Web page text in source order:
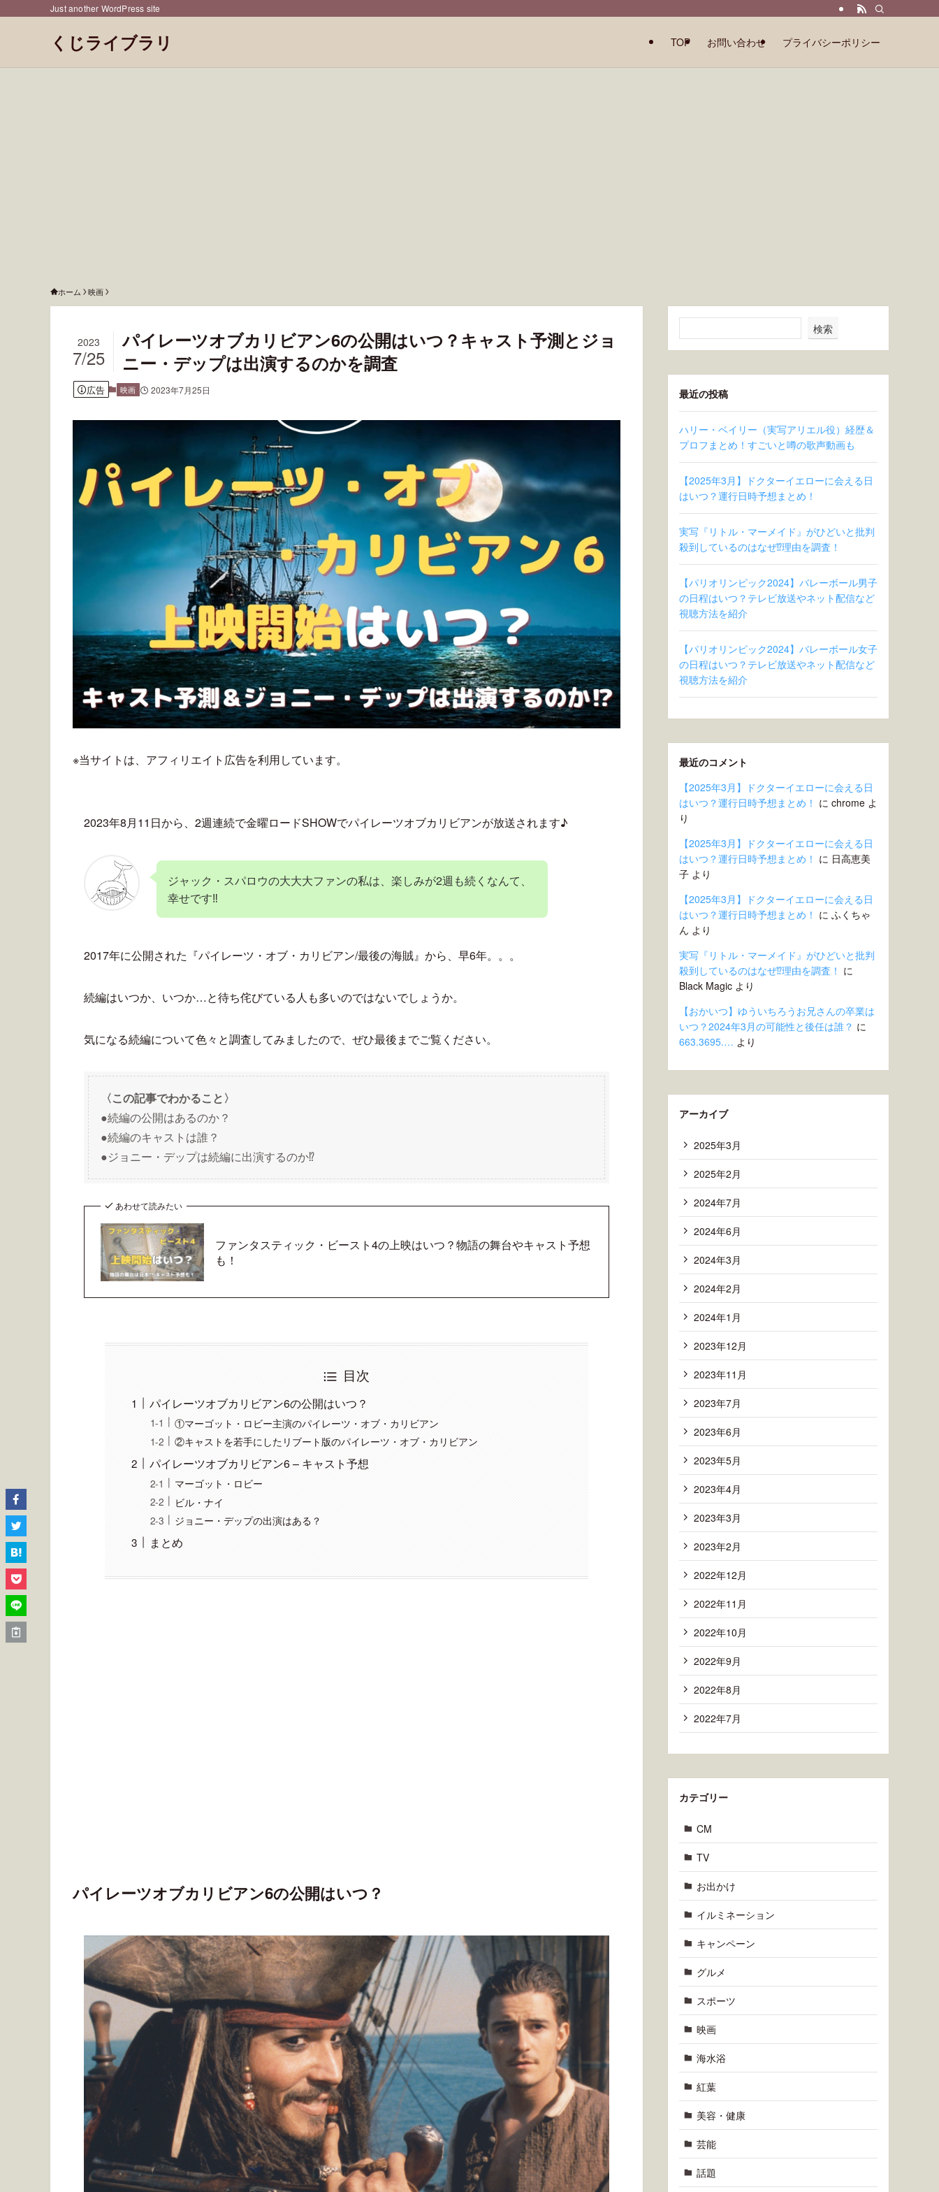
Just another WordPress site
くじライブラリ TOP お問い合わせ プライバシーポリシー
ホーム 映画
パイレーツオブカリビアン6の公開はいつ？キャスト予測とジョ
ニー・デップは出演するのかを調査
2023
7/25
広告 映画 2023年7月25日
※当サイトは、アフィリエイト広告を利用しています。
2023年8月11日から、2週連続で金曜ロードSHOWでパイレーツオブカリビアンが放送されます♪
ジャック・スパロウの大大大ファンの私は、楽しみが2週も続くなんて、
幸せです‼︎
2017年に公開された『パイレーツ・オブ・カリビアン/最後の海賊』から、早6年。。。
続編はいつか、いつか…と待ち侘びている人も多いのではないでしょうか。
気になる続編について色々と調査してみましたので、ぜひ最後までご覧ください。
〈この記事でわかること〉
●続編の公開はあるのか？
●続編のキャストは誰？
●ジョニー・デップは続編に出演するのか⁉︎
あわせて読みたい
ファンタスティック・ビースト4の上映はいつ？物語の舞台やキャスト予想
も！
目次
パイレーツオブカリビアン6の公開はいつ？
①マーゴット・ロビー主演のパイレーツ・オブ・カリビアン
②キャストを若手にしたリブート版のパイレーツ・オブ・カリビアン
パイレーツオブカリビアン6 – キャスト予想
マーゴット・ロビー
ビル・ナイ
ジョニー・デップの出演はある？
まとめ
パイレーツオブカリビアン6の公開はいつ？
検索
最近の投稿
ハリー・ベイリー（実写アリエル役）経歴＆
プロフまとめ！すごいと噂の歌声動画も
【2025年3月】ドクターイエローに会える日
はいつ？運行日時予想まとめ！
実写『リトル・マーメイド』がひどいと批判
殺到しているのはなぜ⁉︎理由を調査！
【パリオリンピック2024】バレーボール男子
の日程はいつ？テレビ放送やネット配信など
視聴方法を紹介
【パリオリンピック2024】バレーボール女子
の日程はいつ？テレビ放送やネット配信など
視聴方法を紹介
最近のコメント
【2025年3月】ドクターイエローに会える日
はいつ？運行日時予想まとめ！ に chrome よ
り
【2025年3月】ドクターイエローに会える日
はいつ？運行日時予想まとめ！ に 日高恵美
子 より
【2025年3月】ドクターイエローに会える日
はいつ？運行日時予想まとめ！ に ふくちゃ
ん より
実写『リトル・マーメイド』がひどいと批判
殺到しているのはなぜ⁉︎理由を調査！ に
Black Magic より
【おかいつ】ゆういちろうお兄さんの卒業は
いつ？2024年3月の可能性と後任は誰？ に
663.3695.… より
アーカイブ
2025年3月
2025年2月
2024年7月
2024年6月
2024年3月
2024年2月
2024年1月
2023年12月
2023年11月
2023年7月
2023年6月
2023年5月
2023年4月
2023年3月
2023年2月
2022年12月
2022年11月
2022年10月
2022年9月
2022年8月
2022年7月
カテゴリー
CM
TV
お出かけ
イルミネーション
キャンペーン
グルメ
スポーツ
映画
海水浴
紅葉
美容・健康
芸能
話題